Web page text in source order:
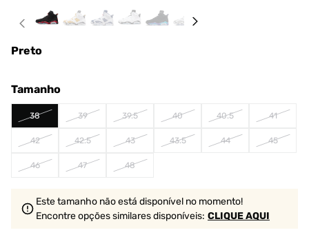
Preto
Tamanho
38 39 39.5 40 40.5 41
42 42.5 43 43.5 44 45
46 47 48
Este tamanho não está disponível no momento!
Encontre opções similaresdisponíveis: CLIQUE AQUI